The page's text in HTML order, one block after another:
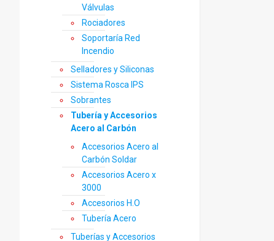
Válvulas
Rociadores
Soportaría Red
Incendio
Selladores y Siliconas
Sistema Rosca IPS
Sobrantes
Tubería y Accesorios
Acero al Carbón
Accesorios Acero al
Carbón Soldar
Accesorios Acero x
3000
Accesorios H.O
Tubería Acero
Tuberías y Accesorios